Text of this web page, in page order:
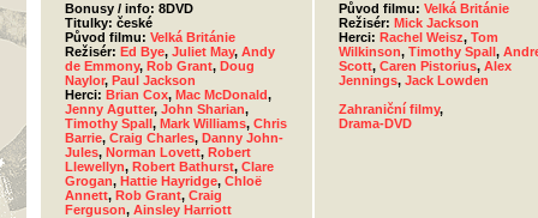
Bonusy / info: 8DVD
Titulky: české
Původ filmu: Velká Británie
Režisér: Ed Bye, Juliet May, Andy
de Emmony, Rob Grant, Doug
Naylor, Paul Jackson
Herci: Brian Cox, Mac McDonald,
Jenny Agutter, John Sharian,
Timothy Spall, Mark Williams, Chris
Barrie, Craig Charles, Danny John-
Jules, Norman Lovett, Robert
Llewellyn, Robert Bathurst, Clare
Grogan, Hattie Hayridge, Chloë
Annett, Rob Grant, Craig
Ferguson, Ainsley Harriott
Původ filmu: Velká Británie
Režisér: Mick Jackson
Herci: Rachel Weisz, Tom
Wilkinson, Timothy Spall,
Scott, Caren Pistorius, Alex
Jennings, Jack Lowden
Zahraniční filmy,
Drama-DVD